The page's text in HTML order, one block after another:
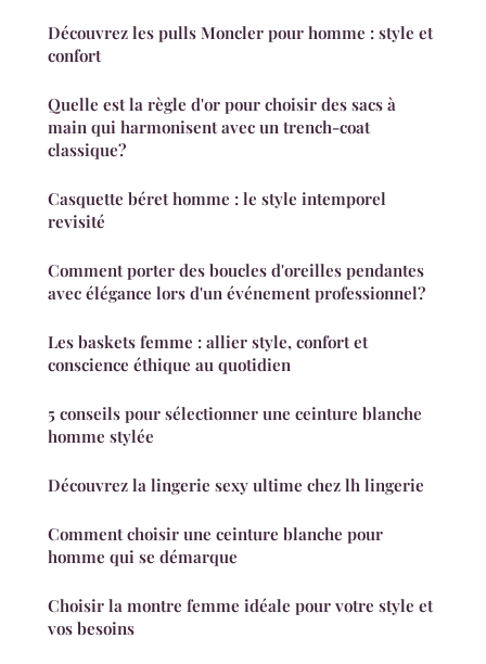
Découvrez les pulls Moncler pour homme : style et
confort
Quelle est la règle d'or pour choisir des sacs à
main qui harmonisent avec un trench-coat
classique?
Casquette béret homme : le style intemporel
revisité
Comment porter des boucles d'oreilles pendantes
avec élégance lors d'un événement professionnel?
Les baskets femme : allier style, confort et
conscience éthique au quotidien
5 conseils pour sélectionner une ceinture blanche
homme stylée
Découvrez la lingerie sexy ultime chez lh lingerie
Comment choisir une ceinture blanche pour
homme qui se démarque
Choisir la montre femme idéale pour votre style et
vos besoins